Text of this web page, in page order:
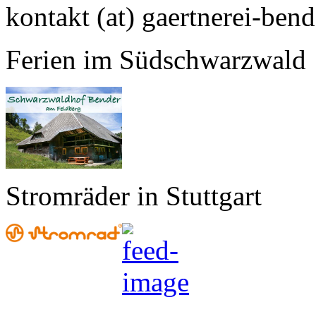
kontakt (at) gaertnerei-
Ferien im Südschwarzwald
Stromräder in Stuttgart